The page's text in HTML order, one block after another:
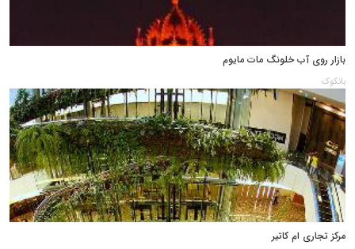
بازار روی آب خلونگ مات مایوم
بانکوک
مرکز تجاری ام کاتیر